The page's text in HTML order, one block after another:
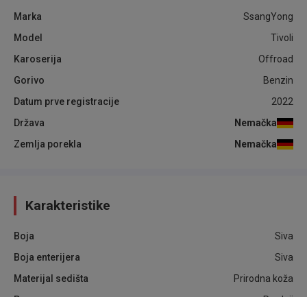
Marka
SsangYong
Model
Tivoli
Karoserija
Offroad
Gorivo
Benzin
Datum prve registracije
2022
Država
Nemačka
Zemlja porekla
Nemačka
Karakteristike
Boja
Siva
Boja enterijera
Siva
Materijal sedišta
Prirodna koža